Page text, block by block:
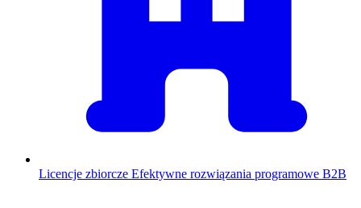
Licencje zbiorcze Efektywne rozwiązania programowe B2B